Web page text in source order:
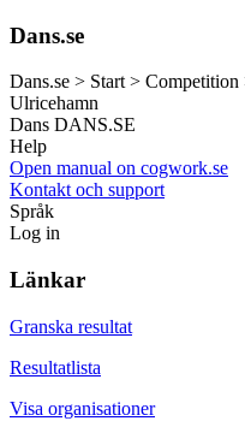
Dans.se
Dans.se > Start >
Ulricehamn
Dans DANS.SE
Help
Open manual on cogwork.se
Kontakt och support
Språk
Log in
Länkar
Granska resultat
Resultatlista
Visa organisationer